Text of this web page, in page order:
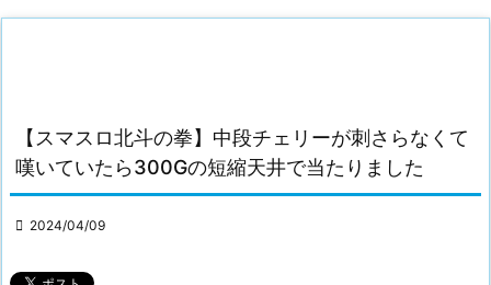
【スマスロ北斗の拳】中段チェリーが刺さらなくて
嘆いていたら300Gの短縮天井で当たりました
 2024/04/09